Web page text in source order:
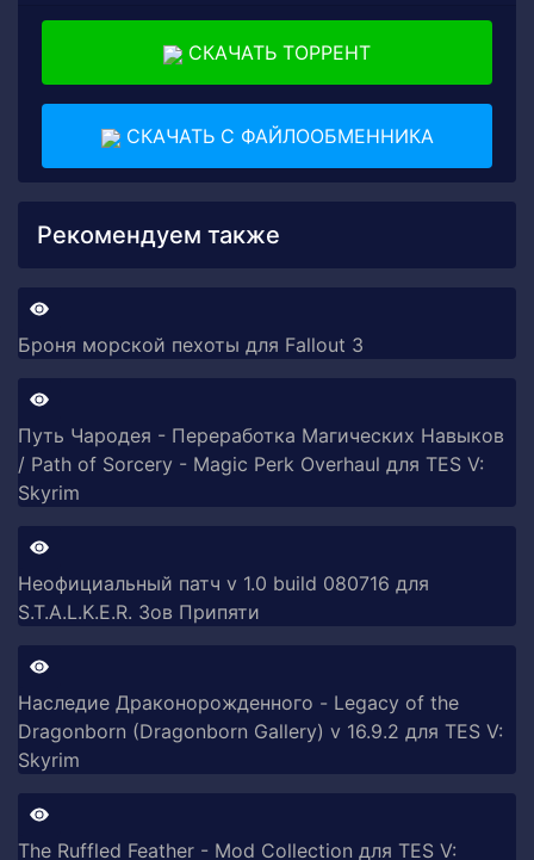
СКАЧАТЬ ТОРРЕНТ
СКАЧАТЬ С ФАЙЛООБМЕННИКА
Рекомендуем также
Броня морской пехоты для Fallout 3
Путь Чародея - Переработка Магических Навыков
/ Path of Sorcery - Magic Perk Overhaul для TES V:
Skyrim
Неофициальный патч v 1.0 build 080716 для
S.T.A.L.K.E.R. Зов Припяти
Наследие Драконорожденного - Legacy of the
Dragonborn (Dragonborn Gallery) v 16.9.2 для TES V:
Skyrim
The Ruffled Feather - Mod Collection для TES V: